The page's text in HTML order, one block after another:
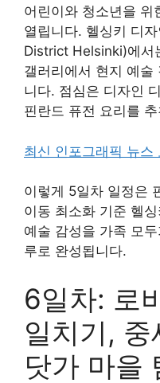
어린이와 청소년을 위
열립니다. 헬싱키 디
District Helsinki)에서
갤러리에서 현지 예술
니다. 점심은 디자인
핀란드 퓨전 요리를
최신 인포그래픽 뉴스
이렇게 5일차 일정은
이동 최소화 기준 헬
예술 감성을 가족 모
루로 완성됩니다.
6일차: 로
일치기,
닷가 마을